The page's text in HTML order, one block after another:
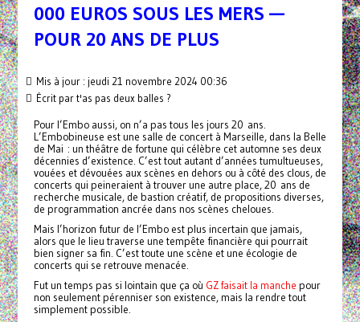
000 EUROS SOUS LES MERS —
POUR 20 ANS DE PLUS
Mis à jour : jeudi 21 novembre 2024 00:36
Écrit par t'as pas deux balles ?
Pour l’Embo aussi, on n’a pas tous les jours 20 ans.
L’Embobineuse est une salle de concert à Marseille, dans la Belle
de Mai : un théâtre de fortune qui célèbre cet automne ses deux
décennies d’existence. C’est tout autant d’années tumultueuses,
vouées et dévouées aux scènes en dehors ou à côté des clous, de
concerts qui peineraient à trouver une autre place, 20 ans de
recherche musicale, de bastion créatif, de propositions diverses,
de programmation ancrée dans nos scènes cheloues.
Mais l’horizon futur de l’Embo est plus incertain que jamais,
alors que le lieu traverse une tempête financière qui pourrait
bien signer sa fin. C’est toute une scène et une écologie de
concerts qui se retrouve menacée.
Fut un temps pas si lointain que ça où GZ faisait la manche pour
non seulement pérenniser son existence, mais la rendre tout
simplement possible.